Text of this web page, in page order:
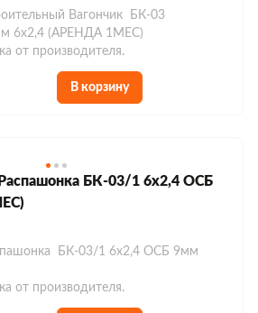
Вагончик БК-03
6х2,4 (АРЕНДА 1МЕС)
от производителя.
В корзину
БК-03/1 6х2,4 ОСБ
БК-03/1 6х2,4 ОСБ 9мм
от производителя.